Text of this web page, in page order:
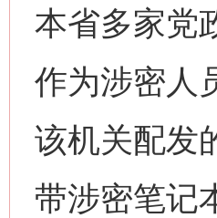
本省多家党
作为涉密人
该机关配发
带涉密笔记